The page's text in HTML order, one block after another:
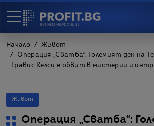
Начало
Живот
Операция „Сватба“: Големият ден на
Травис Келси е обвит в мистерии и
Живот
Операция „Сватба“: